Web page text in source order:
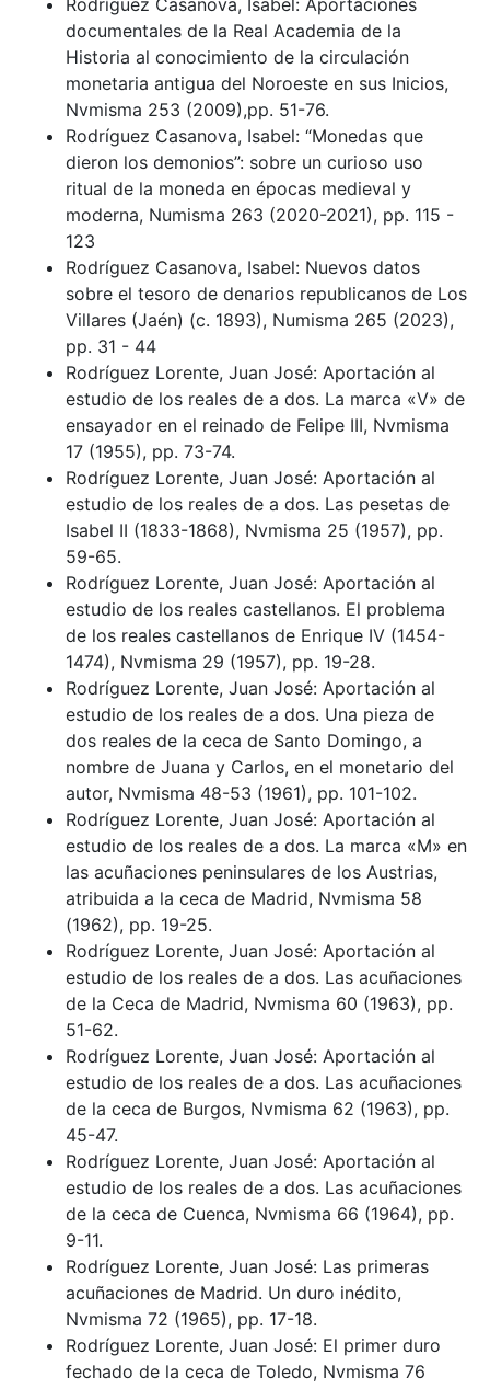
Rodríguez Casanova, Isabel: Aportaciones
documentales de la Real Academia de la
Historia al conocimiento de la circulación
monetaria antigua del Noroeste en sus Inicios,
Nvmisma 253 (2009),pp. 51-76.
Rodríguez Casanova, Isabel: “Monedas que
dieron los demonios”: sobre un curioso uso
ritual de la moneda en épocas medieval y
moderna, Numisma 263 (2020-2021), pp. 115 -
123
Rodríguez Casanova, Isabel: Nuevos datos
sobre el tesoro de denarios republicanos de Los
Villares (Jaén) (c. 1893), Numisma 265 (2023),
pp. 31 - 44
Rodríguez Lorente, Juan José: Aportación al
estudio de los reales de a dos. La marca «V» de
ensayador en el reinado de Felipe III, Nvmisma
17 (1955), pp. 73-74.
Rodríguez Lorente, Juan José: Aportación al
estudio de los reales de a dos. Las pesetas de
Isabel II (1833-1868), Nvmisma 25 (1957), pp.
59-65.
Rodríguez Lorente, Juan José: Aportación al
estudio de los reales castellanos. El problema
de los reales castellanos de Enrique IV (1454-
1474), Nvmisma 29 (1957), pp. 19-28.
Rodríguez Lorente, Juan José: Aportación al
estudio de los reales de a dos. Una pieza de
dos reales de la ceca de Santo Domingo, a
nombre de Juana y Carlos, en el monetario del
autor, Nvmisma 48-53 (1961), pp. 101-102.
Rodríguez Lorente, Juan José: Aportación al
estudio de los reales de a dos. La marca «M» en
las acuñaciones peninsulares de los Austrias,
atribuida a la ceca de Madrid, Nvmisma 58
(1962), pp. 19-25.
Rodríguez Lorente, Juan José: Aportación al
estudio de los reales de a dos. Las acuñaciones
de la Ceca de Madrid, Nvmisma 60 (1963), pp.
51-62.
Rodríguez Lorente, Juan José: Aportación al
estudio de los reales de a dos. Las acuñaciones
de la ceca de Burgos, Nvmisma 62 (1963), pp.
45-47.
Rodríguez Lorente, Juan José: Aportación al
estudio de los reales de a dos. Las acuñaciones
de la ceca de Cuenca, Nvmisma 66 (1964), pp.
9-11.
Rodríguez Lorente, Juan José: Las primeras
acuñaciones de Madrid. Un duro inédito,
Nvmisma 72 (1965), pp. 17-18.
Rodríguez Lorente, Juan José: El primer duro
fechado de la ceca de Toledo, Nvmisma 76